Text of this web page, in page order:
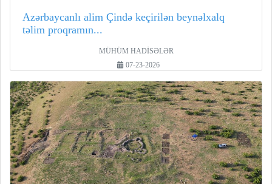
Azərbaycanlı alim Çində keçirilən beynəlxalq
təlim proqramın...
MÜHÜM HADİSƏLƏR
07-23-2026